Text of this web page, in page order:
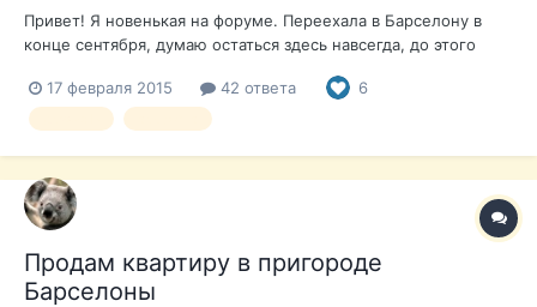
Привет! Я новенькая на форуме. Переехала в Барселону в
конце сентября, думаю остаться здесь навсегда, до этого
из Казахстана) для общения. Мне 45 лет, интересы самые
разносторонние, очень общительная и не вредная. У меня
17 февраля 2015 42 ответа 6
Продам квартиру в пригороде
Барселоны